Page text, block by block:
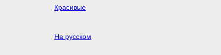
Красивые
На русском